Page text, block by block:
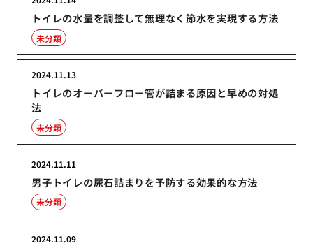
トイレの水量を調整して無理なく節水を実現する方法
未分類
トイレのオーバーフロー管が詰まる原因と早めの対処
法
2024.11.13
未分類
男子トイレの尿石詰まりを予防する効果的な方法
2024.11.11
未分類
2024.11.09